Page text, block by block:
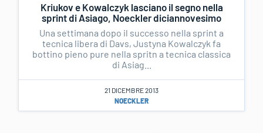
Kriukov e Kowalczyk lasciano il segno nella
sprint di Asiago, Noeckler diciannovesimo
Una settimana dopo il successo nella sprint a
tecnica libera di Davs, Justyna Kowalczyk fa
bottino pieno pure nella spritn a tecnica classica
di Asiag...
21 DICEMBRE 2013
NOECKLER